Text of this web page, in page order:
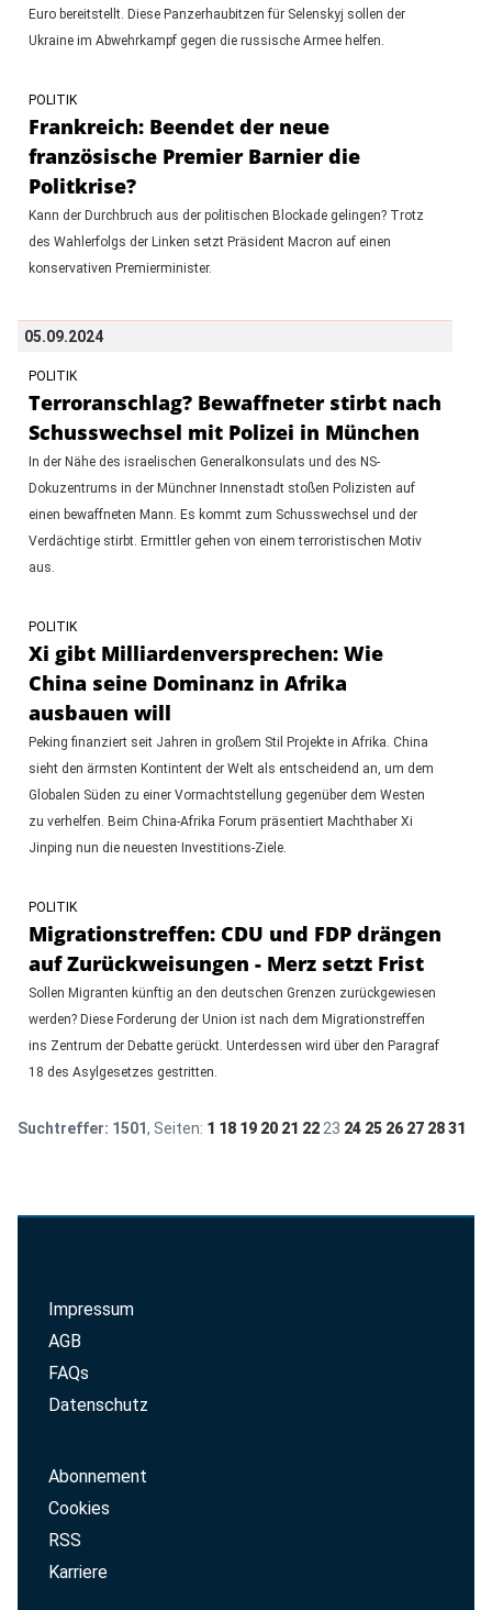
Euro bereitstellt. Diese Panzerhaubitzen für Selenskyj sollen der
Ukraine im Abwehrkampf gegen die russische Armee helfen.
POLITIK
Frankreich: Beendet der neue
französische Premier Barnier die
Politkrise?
Kann der Durchbruch aus der politischen Blockade gelingen? Trotz
des Wahlerfolgs der Linken setzt Präsident Macron auf einen
konservativen Premierminister.
05.09.2024
POLITIK
Terroranschlag? Bewaffneter stirbt nach
Schusswechsel mit Polizei in München
In der Nähe des israelischen Generalkonsulats und des NS-
Dokuzentrums in der Münchner Innenstadt stoßen Polizisten auf
einen bewaffneten Mann. Es kommt zum Schusswechsel und der
Verdächtige stirbt. Ermittler gehen von einem terroristischen Motiv
aus.
POLITIK
Xi gibt Milliardenversprechen: Wie
China seine Dominanz in Afrika
ausbauen will
Peking finanziert seit Jahren in großem Stil Projekte in Afrika. China
sieht den ärmsten Kontintent der Welt als entscheidend an, um dem
Globalen Süden zu einer Vormachtstellung gegenüber dem Westen
zu verhelfen. Beim China-Afrika Forum präsentiert Machthaber Xi
Jinping nun die neuesten Investitions-Ziele.
POLITIK
Migrationstreffen: CDU und FDP drängen
auf Zurückweisungen - Merz setzt Frist
Sollen Migranten künftig an den deutschen Grenzen zurückgewiesen
werden? Diese Forderung der Union ist nach dem Migrationstreffen
ins Zentrum der Debatte gerückt. Unterdessen wird über den Paragraf
18 des Asylgesetzes gestritten.
Suchtreffer: 1501, Seiten: 1 18 19 20 21 22 23 24 25 26 27 28 31
Impressum
AGB
FAQs
Datenschutz
Abonnement
Cookies
RSS
Karriere